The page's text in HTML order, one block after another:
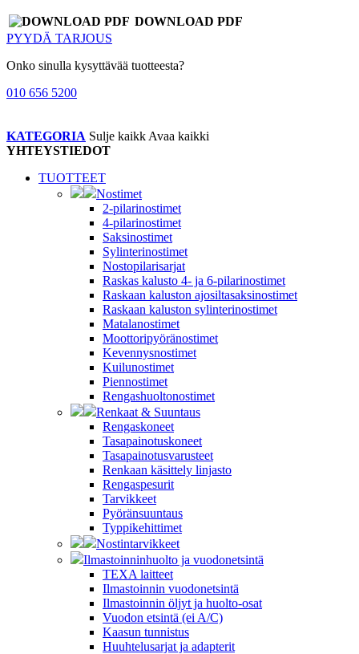
DOWNLOAD PDF
PYYDÄ TARJOUS
Onko sinulla kysyttävää tuotteesta?
010 656 5200
KATEGORIA Sulje kaikk Avaa kaikki
YHTEYSTIEDOT
TUOTTEET
Nostimet
2-pilarinostimet
4-pilarinostimet
Saksinostimet
Sylinterinostimet
Nostopilarisarjat
Raskas kalusto 4- ja 6-pilarinostimet
Raskaan kaluston ajosiltasaksinostimet
Raskaan kaluston sylinterinostimet
Matalanostimet
Moottoripyöränostimet
Kevennysnostimet
Kuilunostimet
Piennostimet
Rengashuoltonostimet
Renkaat & Suuntaus
Rengaskoneet
Tasapainotuskoneet
Tasapainotusvarusteet
Renkaan käsittely linjasto
Rengaspesurit
Tarvikkeet
Pyöränsuuntaus
Typpikehittimet
Nostintarvikkeet
Ilmastoinninhuolto ja vuodonetsintä
TEXA laitteet
Ilmastoinnin vuodonetsintä
Ilmastoinnin öljyt ja huolto-osat
Vuodon etsintä (ei A/C)
Kaasun tunnistus
Huuhtelusarjat ja adapterit